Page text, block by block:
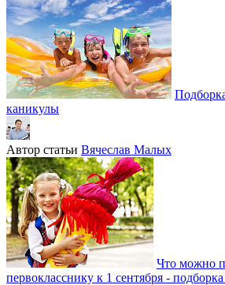
каникулы
Автор статьи Вячеслав Малых
Что можно
первокласснику к 1 сентября -